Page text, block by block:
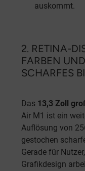
auskommt.
2. RETINA-
FARBEN
SCHARFES
Das 13,3 Zoll
Air M1 ist ein
Auflösung von
gestochen
Gerade für
Grafikdesign